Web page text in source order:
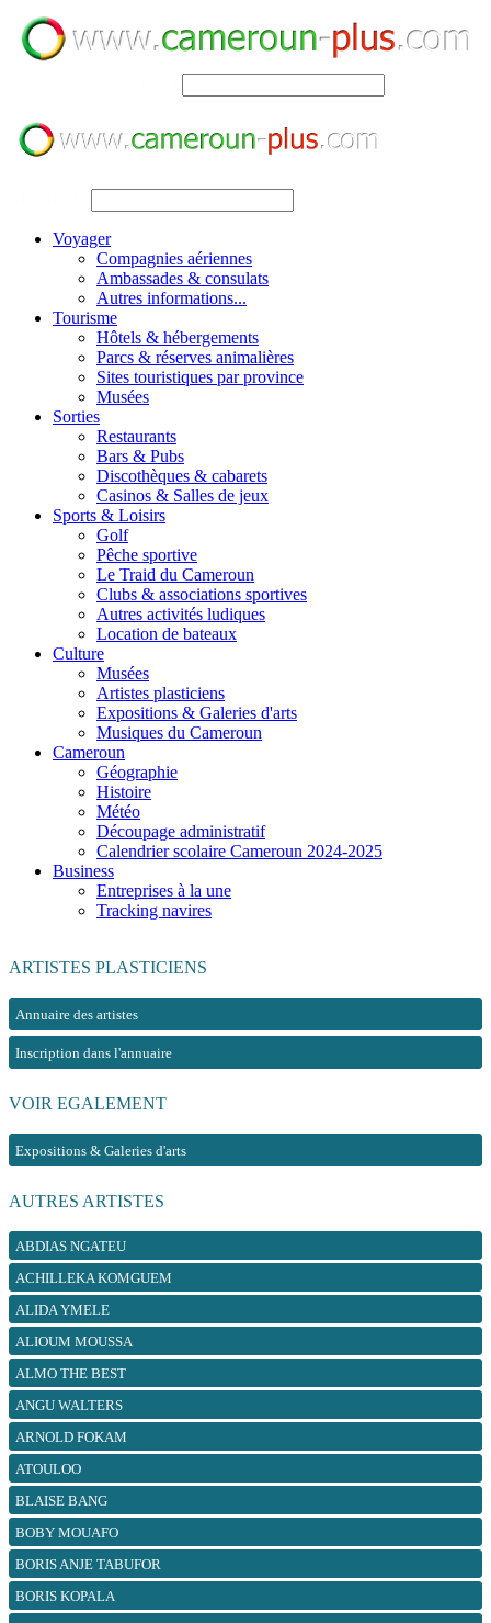
Voyager
Compagnies aériennes
Ambassades & consulats
Autres informations...
Tourisme
Hôtels & hébergements
Parcs & réserves animalières
Sites touristiques par province
Musées
Sorties
Restaurants
Bars & Pubs
Discothèques & cabarets
Casinos & Salles de jeux
Sports & Loisirs
Golf
Pêche sportive
Le Traid du Cameroun
Clubs & associations sportives
Autres activités ludiques
Location de bateaux
Culture
Musées
Artistes plasticiens
Expositions & Galeries d'arts
Musiques du Cameroun
Cameroun
Géographie
Histoire
Météo
Découpage administratif
Calendrier scolaire Cameroun 2024-2025
Business
Entreprises à la une
Tracking navires
ARTISTES PLASTICIENS
Annuaire des artistes
Inscription dans l'annuaire
VOIR EGALEMENT
Expositions & Galeries d'arts
AUTRES ARTISTES
ABDIAS NGATEU
ACHILLEKA KOMGUEM
ALIDA YMELE
ALIOUM MOUSSA
ALMO THE BEST
ANGU WALTERS
ARNOLD FOKAM
ATOULOO
BLAISE BANG
BOBY MOUAFO
BORIS ANJE TABUFOR
BORIS KOPALA